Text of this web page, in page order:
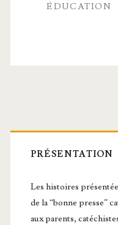
ÉDUCATION
Barre
latérale
PRÉSENTATION
Les histoires
de la “bonne presse”
aux parents,